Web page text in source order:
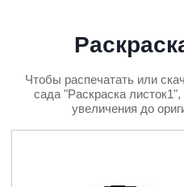
Чтобы распечатать или
сада "Раскраска
увеличения до